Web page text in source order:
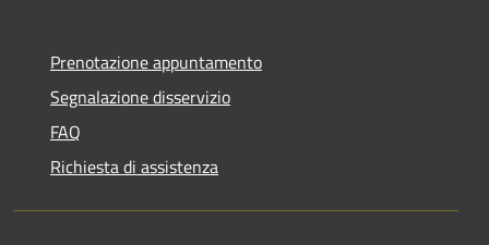
Prenotazione appuntamento
Segnalazione disservizio
FAQ
Richiesta di assistenza